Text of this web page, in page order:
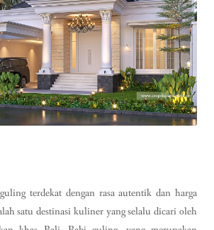
terdekat dengan rasa autentik dan harga
satu destinasi kuliner yang selalu dicari oleh